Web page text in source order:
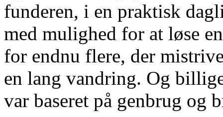
funderen, i en praktisk
med mulighed for at løse
for endnu flere, der
en lang vandring. Og
var baseret på genbrug og